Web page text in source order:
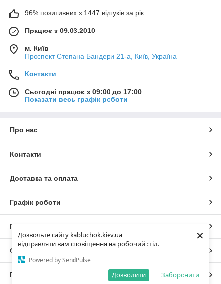
Дозвольте сайту kabluchok.kiev.ua
відправляти вам сповіщення на робочий стіл.
Powered by SendPulse
Заборонити
Дозволити
×
96% позитивних з 1447 відгуків за рік
Працює з 09.03.2010
м. Київ
Проспект Степана Бандери 21-а, Київ, Україна
Контакти
Сьогодні працює з 09:00 до 17:00
Показати весь графік роботи
Про нас
Контакти
Доставка та оплата
Графік роботи
Повна версія сайту
Сайт створено на маркетплейсі
Політика конфіденційності